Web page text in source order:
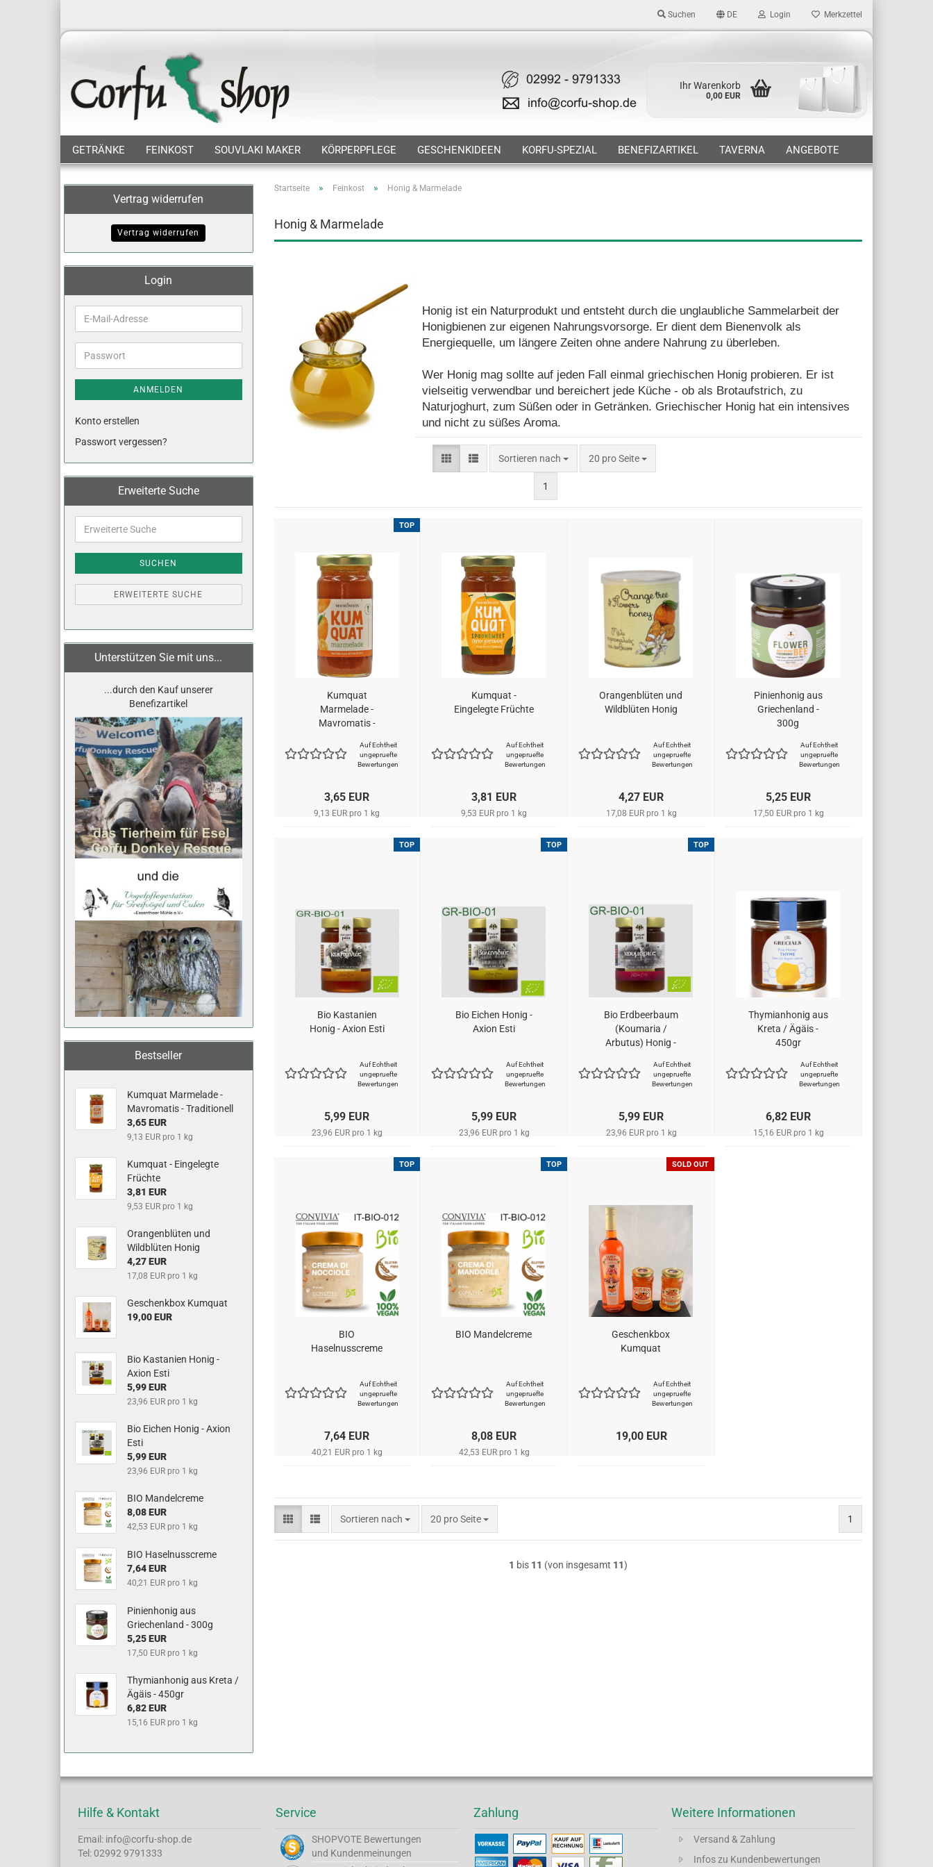
Suchen DE Login Merkzettel
Ihr Warenkorb
0,00 EUR
GETRÄNKE FEINKOST SOUVLAKI MAKER KÖRPERPFLEGE GESCHENKIDEEN KORFU-SPEZIAL BENEFIZARTIKEL TAVERNA ANGEBOTE
Startseite » Feinkost » Honig & Marmelade
Honig & Marmelade
Honig ist ein Naturprodukt und entsteht durch die unglaubliche Sammelarbeit der
Honigbienen zur eigenen Nahrungsvorsorge. Er dient dem Bienenvolk als
Energiequelle, um längere Zeiten ohne andere Nahrung zu überleben.
Wer Honig mag sollte auf jeden Fall einmal griechischen Honig probieren. Er ist
vielseitig verwendbar und bereichert jede Küche - ob als Brotaufstrich, zu
Naturjoghurt, zum Süßen oder in Getränken. Griechischer Honig hat ein intensives
und nicht zu süßes Aroma.
Sortieren nach
Sortieren nach 20 pro Seite
pro Seite
1
TOP
Kumquat
Marmelade -
Mavromatis -
Auf Echtheit
ungepruefte
Bewertungen
3,65 EUR
9,13 EUR pro 1 kg
Kumquat -
Eingelegte Früchte
Auf Echtheit
ungepruefte
Bewertungen
3,81 EUR
9,53 EUR pro 1 kg
Orangenblüten und
Wildblüten Honig
Auf Echtheit
ungepruefte
Bewertungen
4,27 EUR
17,08 EUR pro 1 kg
Pinienhonig aus
Griechenland -
300g
Auf Echtheit
ungepruefte
Bewertungen
5,25 EUR
17,50 EUR pro 1 kg
TOP
Bio Kastanien
Honig - Axion Esti
Auf Echtheit
ungepruefte
Bewertungen
5,99 EUR
23,96 EUR pro 1 kg
TOP
Bio Eichen Honig -
Axion Esti
Auf Echtheit
ungepruefte
Bewertungen
5,99 EUR
23,96 EUR pro 1 kg
TOP
Bio Erdbeerbaum
(Koumaria /
Arbutus) Honig -
Auf Echtheit
ungepruefte
Bewertungen
5,99 EUR
23,96 EUR pro 1 kg
Thymianhonig aus
Kreta / Ägäis -
450gr
Auf Echtheit
ungepruefte
Bewertungen
6,82 EUR
15,16 EUR pro 1 kg
TOP
BIO
Haselnusscreme
Auf Echtheit
ungepruefte
Bewertungen
7,64 EUR
40,21 EUR pro 1 kg
TOP
BIO Mandelcreme
Auf Echtheit
ungepruefte
Bewertungen
8,08 EUR
42,53 EUR pro 1 kg
SOLD OUT
Geschenkbox
Kumquat
Auf Echtheit
ungepruefte
Bewertungen
19,00 EUR
Sortieren nach
Sortieren nach 20 pro Seite
pro Seite 1
1 bis 11 (von insgesamt 11)
Vertrag widerrufen
Vertrag widerrufen
Login
E-
Mail-
Adresse
Passwort
ANMELDEN
Konto erstellen
Passwort vergessen?
Erweiterte Suche
Suche
SUCHEN
ERWEITERTE SUCHE
Unterstützen Sie mit uns...
...durch den Kauf unserer
Benefizartikel
Bestseller
Kumquat Marmelade -
Mavromatis - Traditionell
3,65 EUR
9,13 EUR pro 1 kg
Kumquat - Eingelegte
Früchte
3,81 EUR
9,53 EUR pro 1 kg
Orangenblüten und
Wildblüten Honig
4,27 EUR
17,08 EUR pro 1 kg
Geschenkbox Kumquat
19,00 EUR
Bio Kastanien Honig -
Axion Esti
5,99 EUR
23,96 EUR pro 1 kg
Bio Eichen Honig - Axion
Esti
5,99 EUR
23,96 EUR pro 1 kg
BIO Mandelcreme
8,08 EUR
42,53 EUR pro 1 kg
BIO Haselnusscreme
7,64 EUR
40,21 EUR pro 1 kg
Pinienhonig aus
Griechenland - 300g
5,25 EUR
17,50 EUR pro 1 kg
Thymianhonig aus Kreta /
Ägäis - 450gr
6,82 EUR
15,16 EUR pro 1 kg
Hilfe & Kontakt
Email: info@corfu-shop.de
Tel: 02992 9791333
Service
SHOPVOTE Bewertungen
und Kundenmeinungen
Zahlung Weitere Informationen
Versand & Zahlung
Infos zu Kundenbewertungen